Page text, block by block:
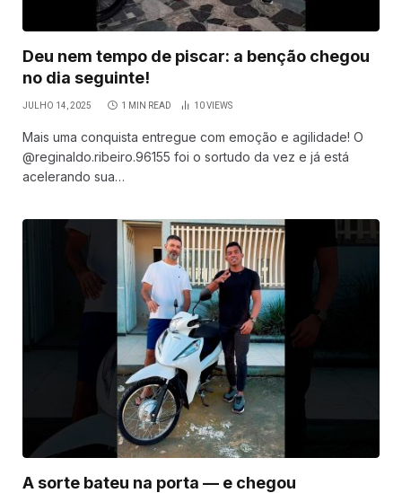
Deu nem tempo de piscar: a benção chegou
no dia seguinte!
JULHO 14, 2025 1 MIN READ 10VIEWS
Mais uma conquista entregue com emoção e agilidade! O
@reginaldo.ribeiro.96155 foi o sortudo da vez e já está
acelerando sua…
A sorte bateu na porta — e chegou